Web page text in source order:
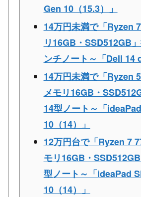
Gen 10（15.3）」
14万円未満で「Ryzen
リ16GB・SSD512GB
ンチノート～「Dell 14
14万円未満で「Ryzen
メモリ16GB・
14型ノート～「
10（14）」
12万円台で「Ryzen 7
モリ16GB・
型ノート～「ideaPad
10（14）」